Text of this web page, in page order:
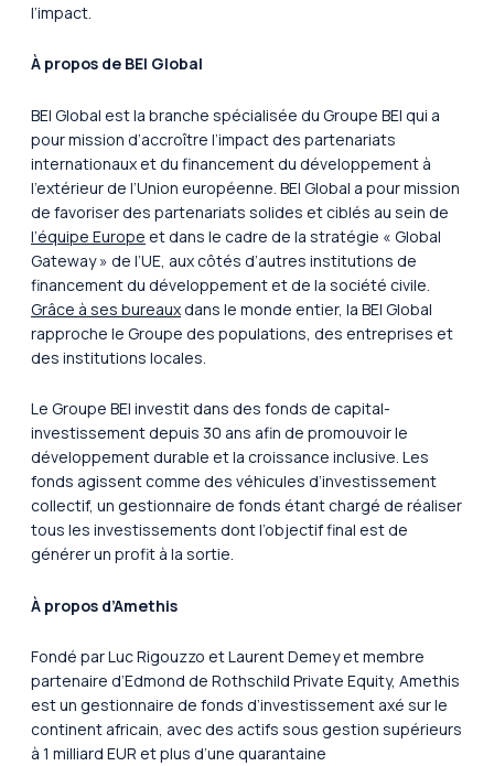
l’impact.
À propos de BEI Global
BEI Global est la branche spécialisée du Groupe BEI qui a
pour mission d’accroître l’impact des partenariats
internationaux et du financement du développement à
l’extérieur de l’Union européenne. BEI Global a pour mission
de favoriser des partenariats solides et ciblés au sein de
l’équipe Europe et dans le cadre de la stratégie « Global
Gateway » de l’UE, aux côtés d’autres institutions de
financement du développement et de la société civile.
Grâce à ses bureaux dans le monde entier, la BEI Global
rapproche le Groupe des populations, des entreprises et
des institutions locales.
Le Groupe BEI investit dans des fonds de capital-
investissement depuis 30 ans afin de promouvoir le
développement durable et la croissance inclusive. Les
fonds agissent comme des véhicules d’investissement
collectif, un gestionnaire de fonds étant chargé de réaliser
tous les investissements dont l’objectif final est de
générer un profit à la sortie.
À propos d’Amethis
Fondé par Luc Rigouzzo et Laurent Demey et membre
partenaire d’Edmond de Rothschild Private Equity, Amethis
est un gestionnaire de fonds d’investissement axé sur le
continent africain, avec des actifs sous gestion supérieurs
à 1 milliard EUR et plus d’une quarantaine